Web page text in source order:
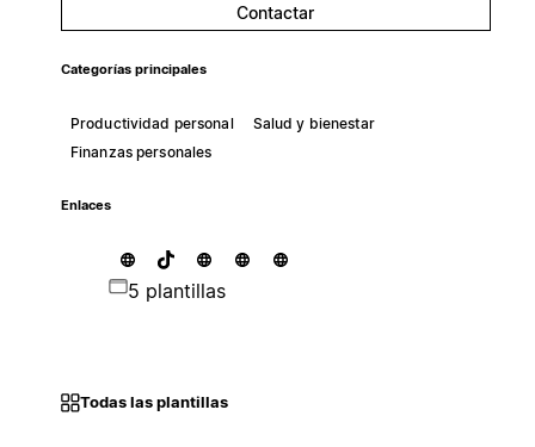
Contactar
Categorías principales
Productividad personal
Salud y bienestar
Finanzas personales
Enlaces
5 plantillas
Todas las plantillas